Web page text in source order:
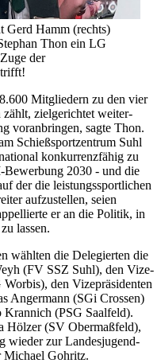
Gerd Hamm (rechts)
Thon ein LG
der
Mitgliedern zu den vier
zählt, zielge­richtet weiter­
voran­bringen, sagte Thon.
Schieß­sport­zentrum Suhl
konkurrenz­fähig zu
2030 - und die
der die leistungs­sport­lichen
aufzustellen, seien
er an die Politik, in
lassen.
wählten die Delegierten die
(FV SSZ Suhl), den Vize­
den Vize­präsi­denten
Anger­mann (SGi Crossen)
Krannich (PSG Saalfeld).
Hölzer (SV Ober­maßfeld),
wieder zur Landes­jugend­
Michael Gohritz.